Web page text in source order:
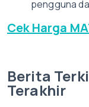
pengguna
Cek Harga
Berita
Terakhir